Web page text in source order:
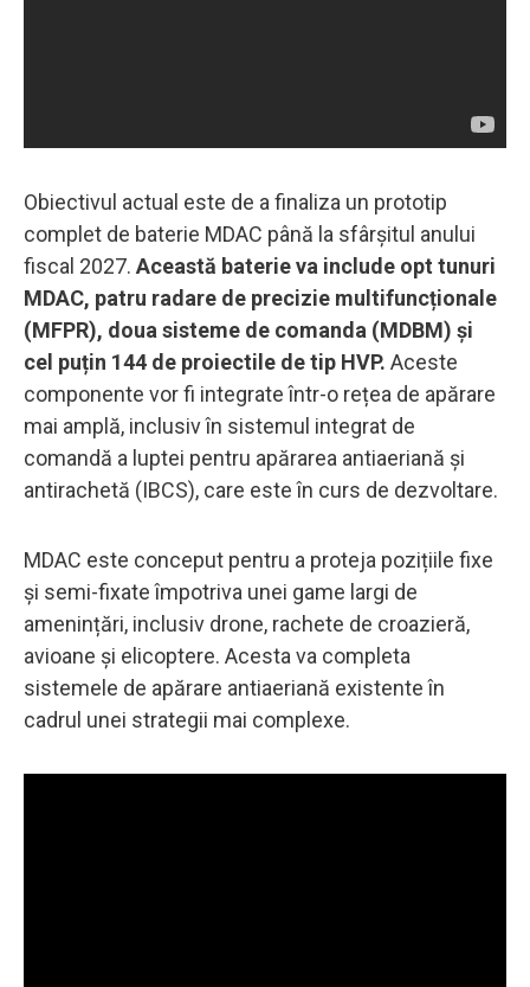
Obiectivul actual este de a finaliza un prototip
complet de baterie MDAC până la sfârșitul anului
fiscal 2027. Această baterie va include opt tunuri
MDAC, patru radare de precizie multifuncționale
(MFPR), doua sisteme de comanda (MDBM) și
cel puțin 144 de proiectile de tip HVP. Aceste
componente vor fi integrate într-o rețea de apărare
mai amplă, inclusiv în sistemul integrat de
comandă a luptei pentru apărarea antiaeriană și
antirachetă (IBCS), care este în curs de dezvoltare.
MDAC este conceput pentru a proteja pozițiile fixe
și semi-fixate împotriva unei game largi de
amenințări, inclusiv drone, rachete de croazieră,
avioane și elicoptere. Acesta va completa
sistemele de apărare antiaeriană existente în
cadrul unei strategii mai complexe.